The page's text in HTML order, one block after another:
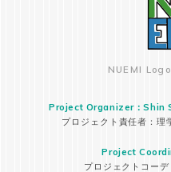
NUEMI
Project Organizer：Shin
プロジェクト責任者：理
Project
プロジェクトコー